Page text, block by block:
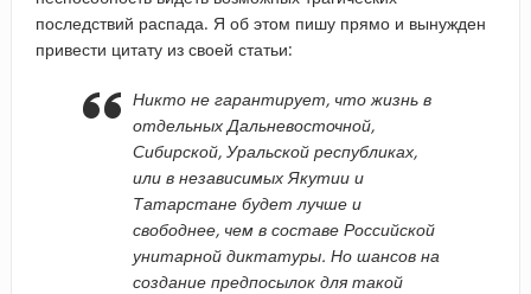
последствий распада. Я об этом пишу прямо и вынужден
привести цитату из своей статьи:
Никто не гарантирует, что жизнь в
отдельных Дальневосточной,
Сибирской, Уральской республиках,
или в независимых Якутии и
Татарстане будет лучше и
свободнее, чем в составе Российской
унитарной диктатуры. Но шансов на
создание предпосылок для такой